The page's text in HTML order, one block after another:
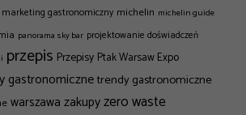
marketing gastronomiczny michelin michelin guide
panorama sky bar projektowanie doświadczeń
przepis Przepisy Ptak Warsaw Expo
gastronomicznetrendy gastronomiczne
warszawa zakupyzero waste